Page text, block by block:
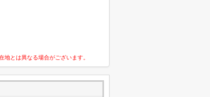
とは異なる場合がございます。